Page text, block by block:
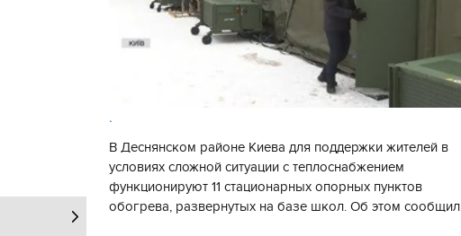
.
В Деснянском районе Киева для поддержки жителей в
условиях сложной ситуации с теплоснабжением
функционируют 11 стационарных опорных пунктов
обогрева, развернутых на базе школ. Об этом сообщил